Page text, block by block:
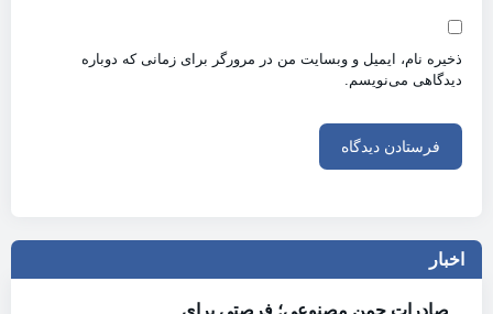
ذخیره نام، ایمیل و وبسایت من در مرورگر برای زمانی که دوباره
دیدگاهی می‌نویسم.
اخبار